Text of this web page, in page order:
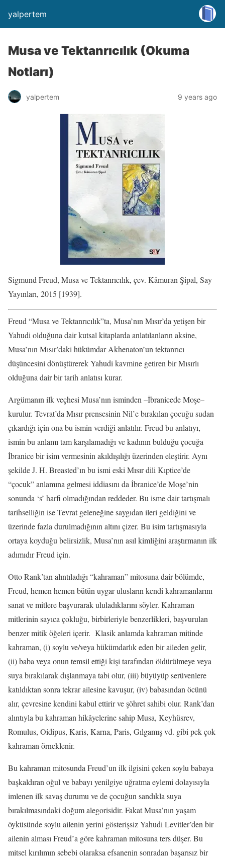
yalpertem
Musa ve Tektanrıcılık (Okuma
Notları)
yalpertem 9 years ago
Sigmund Freud, Musa ve Tektanrıcılık, çev. Kâmuran Şipal, Say
Yayınları, 2015 [1939].
Freud “Musa ve Tektanrıcılık”ta, Musa’nın Mısır’da yetişen bir
Yahudi olduğuna dair kutsal kitaplarda anlatılanların aksine,
Musa’nın Mısır’daki hükümdar Akhenaton’un tektanrıcı
düşüncesini dönüştürerek Yahudi kavmine getiren bir Mısırlı
olduğuna dair bir tarih anlatısı kurar.
Argümanın ilk veçhesi Musa’nın isminden –İbranicede Moşe–
kurulur. Tevrat’da Mısır prensesinin Nil’e bırakılan çocuğu sudan
çıkardığı için ona bu ismin verdiği anlatılır. Freud bu anlatıyı,
ismin bu anlamı tam karşılamadığı ve kadının bulduğu çocuğa
İbranice bir isim vermesinin akıldışılığı üzerinden eleştirir. Aynı
şekilde J. H. Breasted’ın bu ismi eski Mısır dili Kıptice’de
“çocuk” anlamına gelmesi iddiasını da İbranice’de Moşe’nin
sonunda ‘s’ harfi olmadığından reddeder. Bu isme dair tartışmalı
tarihselliğin ise Tevrat geleneğine saygıdan ileri geldiğini ve
üzerinde fazla durulmadığının altını çizer. Bu isim tartışmasıyla
ortaya koyduğu belirsizlik, Musa’nın asıl kimliğini araştırmanın ilk
adımıdır Freud için.
Otto Rank’tan alıntıladığı “kahraman” mitosuna dair bölümde,
Freud, hemen hemen bütün uygar ulusların kendi kahramanlarını
sanat ve mitlere başvurarak ululadıklarını söyler. Kahraman
mitlerinin sayıca çokluğu, birbirleriyle benzerlikleri, başvurulan
benzer mitik öğeleri içerir. Klasik anlamda kahraman mitinde
kahraman, (i) soylu ve/veya hükümdarlık eden bir aileden gelir,
(ii) baba veya onun temsil ettiği kişi tarafından öldürülmeye veya
suya bırakılarak dışlanmaya tabi olur, (iii) büyüyüp serüvenlere
katıldıktan sonra tekrar ailesine kavuşur, (iv) babasından öcünü
alır, çevresine kendini kabul ettirir ve şöhret sahibi olur. Rank’dan
alıntıyla bu kahraman hikâyelerine sahip Musa, Keyhüsrev,
Romulus, Oidipus, Karis, Karna, Paris, Gılgamış vd. gibi pek çok
kahraman örneklenir.
Bu kahraman mitosunda Freud’un ilk ilgisini çeken soylu babaya
başkaldıran oğul ve babayı yenilgiye uğratma eylemi dolayısıyla
imlenen ilk savaş durumu ve de çocuğun sandıkla suya
bırakılmasındaki doğum alegorisidir. Fakat Musa’nın yaşam
öyküsünde soylu ailenin yerini gösterişsiz Yahudi Levitler’den bir
ailenin alması Freud’a göre kahraman mitosuna ters düşer. Bu
mitsel kırılımın sebebi olaraksa efsanenin sonradan başarısız bir